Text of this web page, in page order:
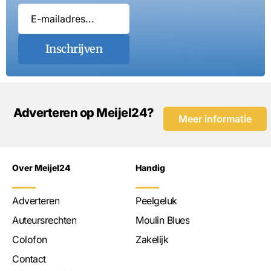
Inschrijven
Adverteren op Meijel24? Meer informatie
Over Meijel24
Adverteren
Auteursrechten
Colofon
Contact
Handig
Peelgeluk
Moulin Blues
Zakelijk